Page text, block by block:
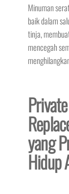
Minuman
baik dalam
tinja,
mencegah
yang
Hidup